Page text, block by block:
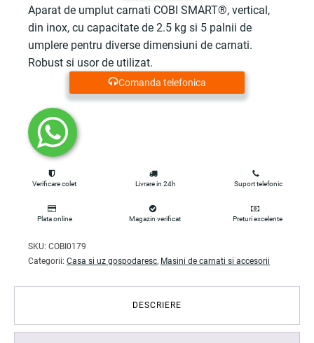
Aparat de umplut carnati COBI SMART®, vertical,
din inox, cu capacitate de 2.5 kg si 5 palnii de
umplere pentru diverse dimensiuni de carnati.
Robust si usor de utilizat.
Comanda telefonica
Verificare colet Livrare in 24h Suport telefonic
Plata online Magazin verificat Preturi excelente
SKU: COBI0179
Categorii: Casa si uz gospodaresc, Masini de carnati si accesorii
DESCRIERE